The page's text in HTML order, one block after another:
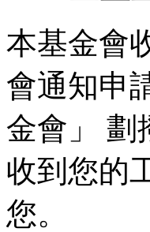
本基金會
會通知申
金會」 劃
收到您的
您。